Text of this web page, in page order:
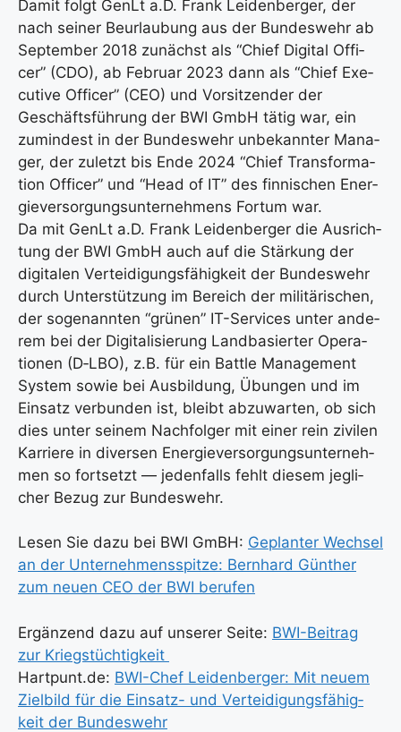
Damit folgt GenLt a.D. Frank Lei­den­ber­ger, der
nach sei­ner Beur­lau­bung aus der Bun­des­wehr ab
Sep­tem­ber 2018 zunächst als “Chief Digi­tal Offi­
cer” (CDO), ab Febru­ar 2023 dann als “Chief Exe­
cu­ti­ve Offi­cer” (CEO) und Vor­sit­zen­der der
Geschäfts­füh­rung der BWI GmbH tätig war, ein
zumin­dest in der Bun­des­wehr unbe­kann­ter Mana­
ger, der zuletzt bis Ende 2024 “Chief Trans­for­ma­
ti­on Offi­cer” und “Head of IT” des fin­ni­schen Ener­
gie­ver­sor­gungs­un­ter­neh­mens For­t­um war.
Da mit GenLt a.D. Frank Lei­den­ber­ger die Aus­rich­
tung der BWI GmbH auch auf die Stär­kung der
digi­ta­len Ver­tei­di­gungs­fä­hig­keit der Bun­des­wehr
durch Unter­stüt­zung im Bereich der mili­tä­ri­schen,
der soge­nann­ten “grü­nen” IT-Ser­vices unter ande­
rem bei der Digi­ta­li­sie­rung Land­ba­sier­ter Ope­ra­
tio­nen (D‑LBO), z.B. für ein Batt­le Manage­ment
Sys­tem sowie bei Aus­bil­dung, Übun­gen und im
Ein­satz ver­bun­den ist, bleibt abzu­war­ten, ob sich
dies unter sei­nem Nach­fol­ger mit einer rein zivi­len
Kar­rie­re in diver­sen Ener­gie­ver­sor­gungs­un­ter­neh­
men so fort­setzt — jeden­falls fehlt die­sem jeg­li­
cher Bezug zur Bun­des­wehr.
Lesen Sie dazu bei BWI GmBH: Geplan­ter Wech­sel
an der Unter­neh­mens­spit­ze: Bern­hard Gün­ther
zum neu­en CEO der BWI beru­fen
Ergän­zend dazu auf unse­rer Sei­te: BWI-Bei­trag
zur Kriegs­tüch­tig­keit
Hartpunt.de: BWI-Chef Lei­den­ber­ger: Mit neu­em
Ziel­bild für die Ein­satz- und Ver­tei­di­gungs­fä­hig­
keit der Bun­des­wehr